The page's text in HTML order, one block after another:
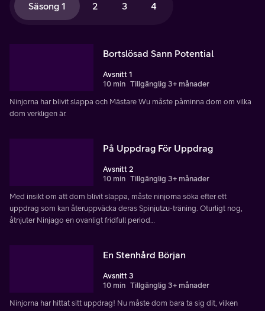
Säsong 1 2 3 4
Bortslösad Sann Potential
Avsnitt 1
10 min Tillgänglig 3+ månader
Ninjorna har blivit slappa och Mästare Wu måste påminna dom om vilka
dom verkligen är.
På Uppdrag För Uppdrag
Avsnitt 2
10 min Tillgänglig 3+ månader
Med insikt om att dom blivit slappa, måste ninjorna söka efter ett
uppdrag som kan återuppväcka deras Spinjutzu-träning. Oturligt nog,
åtnjuter Ninjago en ovanligt fridfull period…
En Stenhård Början
Avsnitt 3
10 min Tillgänglig 3+ månader
Ninjorna har hittat sitt uppdrag! Nu måste dom bara ta sig dit, vilken